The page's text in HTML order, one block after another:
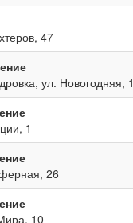
47
ул. Новогодняя, 1
1
26
10